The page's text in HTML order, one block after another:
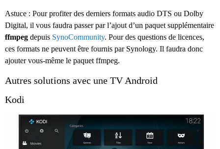
Astuce : Pour profiter des derniers formats audio DTS ou Dolby
Digital, il vous faudra passer par l’ajout d’un paquet supplémentaire
ffmpeg depuis SynoCommunity. Pour des questions de licences,
ces formats ne peuvent être fournis par Synology. Il faudra donc
ajouter vous-même le paquet ffmpeg.
Autres solutions avec une TV Android
Kodi